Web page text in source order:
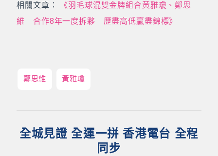
相關文章：
《羽毛球混雙金牌組合黃雅瓊、鄭思
維 合作8年一度拆夥 歷盡高低贏盡錦標》
鄭思維 黃雅瓊
全城見證 全運一拼 香港電台 全程
同步